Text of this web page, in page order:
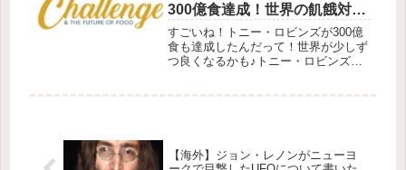
300億食達成！世界の飢餓対策
が変わる瞬間」
すごいね！トニー・ロビンズが300億
食も達成したんだって！世界が少しず
つ良くなるかも♪トニー・ロビンズの
【海外】ジョン・レノンがニューヨ